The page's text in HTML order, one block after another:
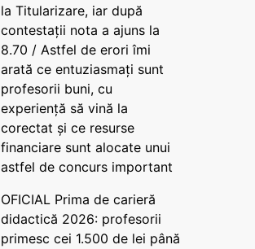
la Titularizare, iar după
contestații nota a ajuns la
8.70 / Astfel de erori îmi
arată ce entuziasmați sunt
profesorii buni, cu
experiență să vină la
corectat și ce resurse
financiare sunt alocate unui
astfel de concurs important
OFICIAL Prima de carieră
didactică 2026: profesorii
primesc cei 1.500 de lei până